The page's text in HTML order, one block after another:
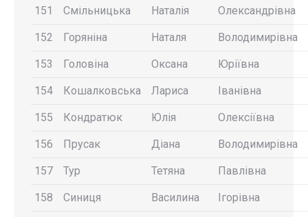
151 Смільницька Наталія Олександрівна
152 Горяніна Наталя Володимирівна
153 Головіна Оксана Юріївна
154 Кошалковська Лариса Іванівна
155 Кондратюк Юлія Олексіївна
156 Прусак Діана Володимирівна
157 Тур Тетяна Павлівна
158 Синиця Василина Ігорівна